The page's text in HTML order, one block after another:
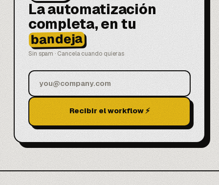
La automatización
completa, en tu
bandeja
Sin spam · Cancela cuando quieras
Recibir el workflow ⚡